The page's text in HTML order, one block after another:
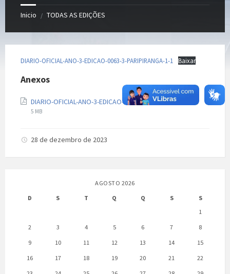
Inicio / TODAS AS EDIÇÕES
DIARIO-OFICIAL-ANO-3-EDICAO-0063-3-PARIPIRANGA-1-1 Baixar
Anexos
DIARIO-OFICIAL-ANO-3-EDICAO-0063-3-PARIPIRANGA-1-1
Extensão
Tamanho
5 MB
28 de dezembro de 2023
AGOSTO 2026
D
S T Q Q S
S
1
2
3 4 5 6 7
8
9
10 11 12 13 14
15
16
17 18 19 20 21
22